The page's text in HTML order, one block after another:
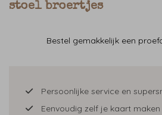
stoel broertjes
Bestel gemakkelijk een
Persoonlijke service en
Eenvoudig zelf je kaart maken